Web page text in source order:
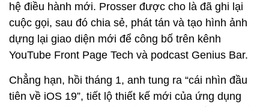
hệ điều hành mới. Prosser được cho là đã ghi lại
cuộc gọi, sau đó chia sẻ, phát tán và tạo hình ảnh
dựng lại giao diện mới để công bố trên kênh
YouTube Front Page Tech và podcast Genius Bar.
Chẳng hạn, hồi tháng 1, anh tung ra “cái nhìn đầu
tiên về iOS 19”, tiết lộ thiết kế mới của ứng dụng